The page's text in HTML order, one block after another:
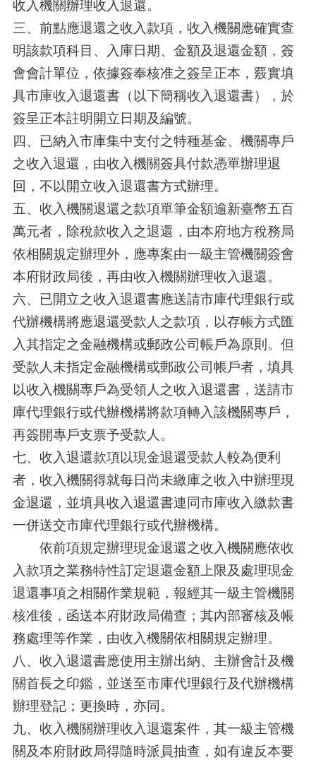
收入機關辦理收入退還。
三、前點應退還之收入款項，收入機關應確實查
明該款項科目、入庫日期、金額及退還金額，簽
會會計單位，依據簽奉核准之簽呈正本，覈實填
具市庫收入退還書（以下簡稱收入退還書），於
簽呈正本註明開立日期及編號。
四、已納入市庫集中支付之特種基金、機關專戶
之收入退還，由收入機關簽具付款憑單辦理退
回，不以開立收入退還書方式辦理。
五、收入機關退還之款項單筆金額逾新臺幣五百
萬元者，除稅款收入之退還，由本府地方稅務局
依相關規定辦理外，應專案由一級主管機關簽會
本府財政局後，再由收入機關辦理收入退還。
六、已開立之收入退還書應送請市庫代理銀行或
代辦機構將應退還受款人之款項，以存帳方式匯
入其指定之金融機構或郵政公司帳戶為原則。但
受款人未指定金融機構或郵政公司帳戶者，填具
以收入機關專戶為受領人之收入退還書，送請市
庫代理銀行或代辦機構將款項轉入該機關專戶，
再簽開專戶支票予受款人。
七、收入退還款項以現金退還受款人較為便利
者，收入機關得就每日尚未繳庫之收入中辦理現
金退還，並填具收入退還書連同市庫收入繳款書
一併送交市庫代理銀行或代辦機構。
依前項規定辦理現金退還之收入機關應依收
入款項之業務特性訂定退還金額上限及處理現金
退還事項之相關作業規範，報經其一級主管機關
核准後，函送本府財政局備查；其內部審核及帳
務處理等作業，由收入機關依相關規定辦理。
八、收入退還書應使用主辦出納、主辦會計及機
關首長之印鑑，並送至市庫代理銀行及代辦機構
辦理登記；更換時，亦同。
九、收入機關辦理收入退還案件，其一級主管機
關及本府財政局得隨時派員抽查，如有違反本要